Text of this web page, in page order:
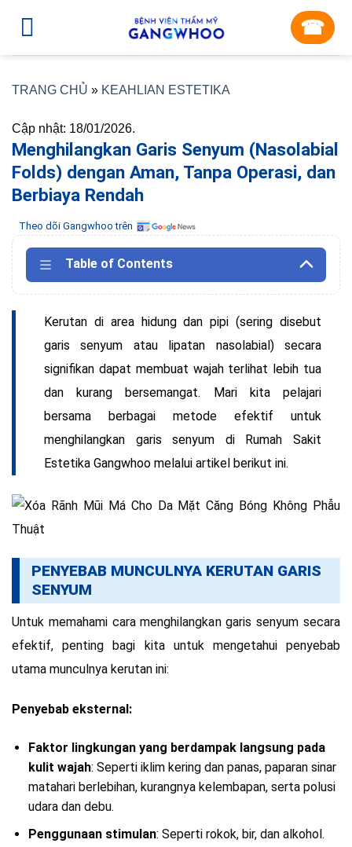
☎︎
TRANG CHỦ » KEAHLIAN ESTETIKA
Cập nhật: 18/01/2026.
Menghilangkan Garis Senyum (Nasolabial
Folds) dengan Aman, Tanpa Operasi, dan
Berbiaya Rendah
Theo dõi Gangwhoo trên
Table of Contents
Kerutan di area hidung dan pipi (sering disebut
garis senyum atau lipatan nasolabial) secara
signifikan dapat membuat wajah terlihat lebih tua
dan kurang bersemangat. Mari kita pelajari
bersama berbagai metode efektif untuk
menghilangkan garis senyum di Rumah Sakit
Estetika Gangwhoo melalui artikel berikut ini.
PENYEBAB MUNCULNYA KERUTAN GARIS
SENYUM
Untuk memahami cara menghilangkan garis senyum secara
efektif, penting bagi kita untuk mengetahui penyebab
utama munculnya kerutan ini:
Penyebab eksternal:
Faktor lingkungan yang berdampak langsung pada
kulit wajah: Seperti iklim kering dan panas, paparan sinar
matahari berlebihan, kurangnya kelembapan, serta polusi
udara dan debu.
Penggunaan stimulan: Seperti rokok, bir, dan alkohol.